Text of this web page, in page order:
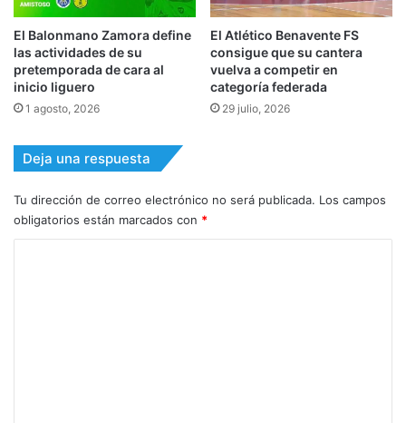
El Balonmano Zamora define
las actividades de su
pretemporada de cara al
inicio liguero
1 agosto, 2026
El Atlético Benavente FS
consigue que su cantera
vuelva a competir en
categoría federada
29 julio, 2026
Deja una respuesta
Tu dirección de correo electrónico no será publicada. Los campos
obligatorios están marcados con *